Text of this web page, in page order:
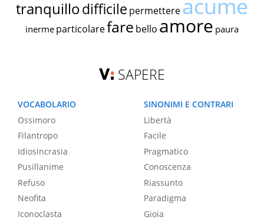
tranquillodifficile permettereacume
inerme particolarefare bello amore paura
SAPERE
VOCABOLARIO
Ossimoro
Filantropo
Idiosincrasia
Pusillanime
Refuso
Neofita
Iconoclasta
SINONIMI E CONTRARI
Libertà
Facile
Pragmatico
Conoscenza
Riassunto
Paradigma
Gioia